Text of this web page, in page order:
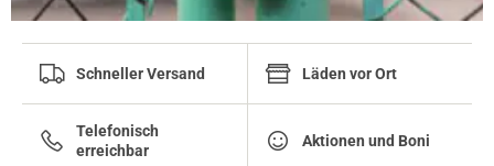
Schneller Versand Läden vor Ort
Telefonisch
erreichbar
Aktionen und Boni